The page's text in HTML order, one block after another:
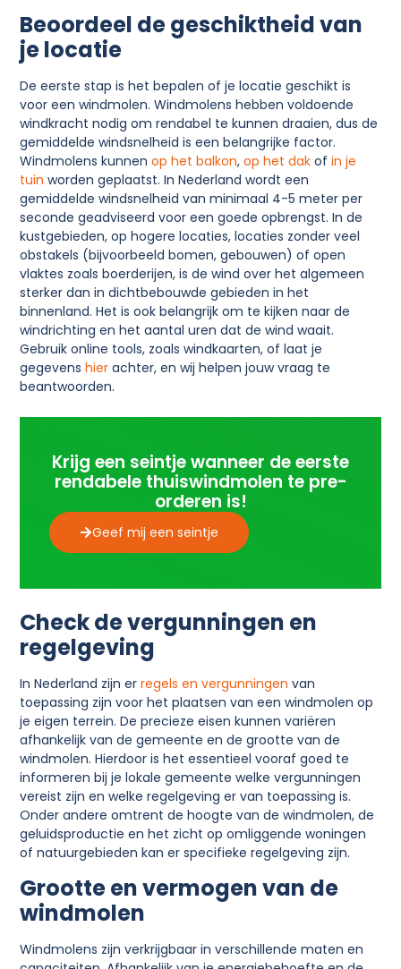
Beoordeel de geschiktheid van
je locatie
De eerste stap is het bepalen of je locatie geschikt is
voor een windmolen. Windmolens hebben voldoende
windkracht nodig om rendabel te kunnen draaien, dus de
gemiddelde windsnelheid is een belangrijke factor.
Windmolens kunnenop het balkon,op het dak ofin je
tuin worden geplaatst. In Nederland wordt een
gemiddelde windsnelheid van minimaal 4-5 meter per
seconde geadviseerd voor een goede opbrengst. In de
kustgebieden, op hogere locaties, locaties zonder veel
obstakels (bijvoorbeeld bomen, gebouwen) of open
vlaktes zoals boerderijen, is de wind over het algemeen
sterker dan in dichtbebouwde gebieden in het
binnenland. Het is ook belangrijk om te kijken naar de
windrichting en het aantal uren dat de wind waait.
Gebruik online tools, zoals windkaarten, of laat je
gegevenshier achter, en wij helpen jouw vraag te
beantwoorden.
Krijg een seintje wanneer de eerste
rendabele thuiswindmolen te pre-
orderen is!
Geef mij een seintje
Check de vergunningen en
regelgeving
In Nederland zijn erregels en vergunningen van
toepassing zijn voor het plaatsen van een windmolen op
je eigen terrein. De precieze eisen kunnen variëren
afhankelijk van de gemeente en de grootte van de
windmolen. Hierdoor is het essentieel vooraf goed te
informeren bij je lokale gemeente welke vergunningen
vereist zijn en welke regelgeving er van toepassing is.
Onder andere omtrent de hoogte van de windmolen, de
geluidsproductie en het zicht op omliggende woningen
of natuurgebieden kan er specifieke regelgeving zijn.
Grootte en vermogen van de
windmolen
Windmolens zijn verkrijgbaar in verschillende maten en